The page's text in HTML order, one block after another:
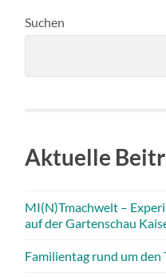
Suchen
Aktuelle
MI(N)Tmachwelt –
auf der Gartenschau
Familientag rund um